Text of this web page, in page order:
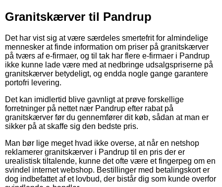
Granitskærver til Pandrup
Det har vist sig at være særdeles smertefrit for almindelige
mennesker at finde information om priser på granitskærver
på tværs af e-firmaer, og til tak har flere e-firmaer i Pandrup
ikke kunne lade være med at nedbringe udsalgspriserne på
granitskærver betydeligt, og endda nogle gange garantere
portofri levering.
Det kan imidlertid blive gavnligt at prøve forskellige
forretninger på nettet nær Pandrup efter rabat på
granitskærver før du gennemfører dit køb, sådan at man er
sikker på at skaffe sig den bedste pris.
Man bør lige meget hvad ikke overse, at når en netshop
reklamerer granitskærver i Pandrup til en pris der er
urealistisk tiltalende, kunne det ofte være et fingerpeg om en
svindel internet webshop. Bestillinger med betalingskort er
dog indbefattet af et lovbud, der bistår dig som kunde overfor